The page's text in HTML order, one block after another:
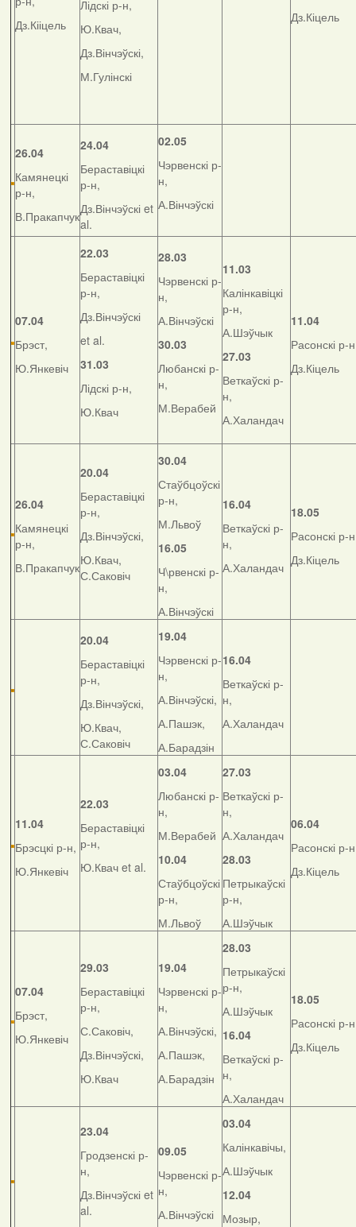
Дз.Кііцель
Лідскі р-н,
Ю.Квач,
Дз.Вінчэўскі,
М.Гулінскі
Дз.Кіцель
26.04
Камянецкі
р-н,
В.Пракапчук
24.04
Бераставіцкі
р-н,
Дз.Вінчэўскі et
al.
02.05
Чэрвенскі р-
н,
А.Вінчэўскі
07.04
Брэст,
Ю.Янкевіч
22.03
Бераставіцкі
р-н,
Дз.Вінчэўскі
et al.
31.03
Лідскі р-н,
Ю.Квач
28.03
Чэрвенскі р-
н,
А.Вінчэўскі
30.03
Любанскі р-
н,
М.Верабей
11.03
Калінкавіцкі
р-н,
А.Шэўчык
27.03
Веткаўскі р-
н,
А.Халандач
11.04
Расонскі р-
Дз.Кіцель
26.04
Камянецкі
р-н,
В.Пракапчук
20.04
Бераставіцкі
р-н,
Дз.Вінчэўскі,
Ю.Квач,
С.Саковіч
30.04
Стаўбцоўскі
р-н,
М.Львоў
16.05
Ч\рвенскі р-
н,
А.Вінчэўскі
16.04
Веткаўскі р-
н,
А.Халандач
18.05
Расонскі р-
Дз.Кіцель
20.04
Бераставіцкі
р-н,
Дз.Вінчэўскі,
Ю.Квач,
С.Саковіч
19.04
Чэрвенскі р-
н,
А.Вінчэўскі,
А.Пашэк,
А.Барадзін
16.04
Веткаўскі р-
н,
А.Халандач
11.04
Брэсцкі р-н,
Ю.Янкевіч
22.03
Бераставіцкі
р-н,
Ю.Квач et al.
03.04
Любанскі р-
н,
М.Верабей
10.04
Стаўбцоўскі
р-н,
М.Львоў
27.03
Веткаўскі р-
н,
А.Халандач
28.03
Петрыкаўскі
р-н,
А.Шэўчык
06.04
Расонскі р-
Дз.Кіцель
07.04
Брэст,
Ю.Янкевіч
29.03
Бераставіцкі
р-н,
С.Саковіч,
Дз.Вінчэўскі,
Ю.Квач
19.04
Чэрвенскі р-
н,
А.Вінчэўскі,
А.Пашэк,
А.Барадзін
28.03
Петрыкаўскі
р-н,
А.Шэўчык
16.04
Веткаўскі р-
н,
А.Халандач
18.05
Расонскі р-
Дз.Кіцель
23.04
Гродзенскі р-
н,
Дз.Вінчэўскі et
al.
09.05
Чэрвенскі р-
н,
А.Вінчэўскі
03.04
Калінкавічы,
А.Шэўчык
12.04
Мозыр,